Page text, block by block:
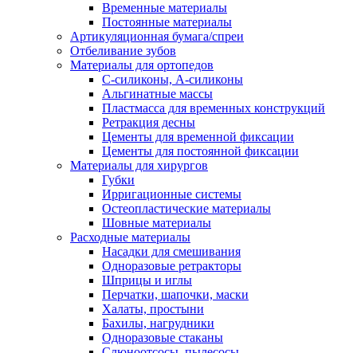
Временные материалы
Постоянные материалы
Артикуляционная бумага/спреи
Отбеливание зубов
Материалы для ортопедов
C-силиконы, А-силиконы
Альгинатные массы
Пластмасса для временных конструкций
Ретракция десны
Цементы для временной фиксации
Цементы для постоянной фиксации
Материалы для хирургов
Губки
Ирригационные системы
Остеопластические материалы
Шовные материалы
Расходные материалы
Насадки для смешивания
Одноразовые ретракторы
Шприцы и иглы
Перчатки, шапочки, маски
Халаты, простыни
Бахилы, нагрудники
Одноразовые стаканы